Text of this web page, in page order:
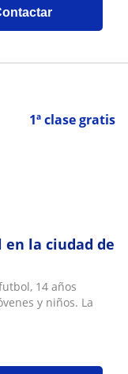
1ª clase gratis
la ciudad de
14 años
y niños. La